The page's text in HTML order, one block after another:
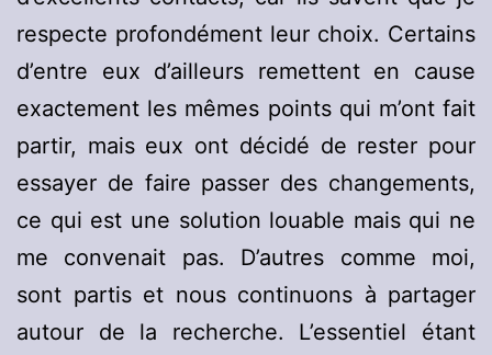
respecte profondément leur choix. Certains
d’entre eux d’ailleurs remettent en cause
exactement les mêmes points qui m’ont fait
partir, mais eux ont décidé de rester pour
essayer de faire passer des changements,
ce qui est une solution louable mais qui ne
me convenait pas. D’autres comme moi,
sont partis et nous continuons à partager
autour de la recherche. L’essentiel étant